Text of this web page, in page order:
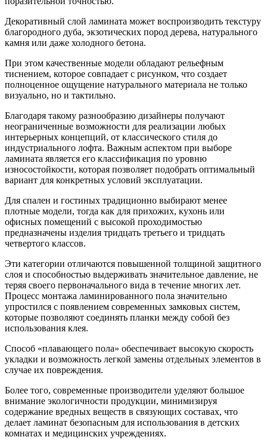
Декоративный слой ламината может воспроизводить текстуру
благородного дуба, экзотических пород дерева, натурального
камня или даже холодного бетона.
При этом качественные модели обладают рельефным
тиснением, которое совпадает с рисунком, что создает
полноценное ощущение натурального материала не только
визуально, но и тактильно.
Благодаря такому разнообразию дизайнеры получают
неограниченные возможности для реализации любых
интерьерных концепций, от классического стиля до
индустриального лофта. Важным аспектом при выборе
ламината является его классификация по уровню
износостойкости, которая позволяет подобрать оптимальный
вариант для конкретных условий эксплуатации.
Для спален и гостиных традиционно выбирают менее
плотные модели, тогда как для прихожих, кухонь или
офисных помещений с высокой проходимостью
предназначены изделия тридцать третьего и тридцать
четвертого классов.
Эти категории отличаются повышенной толщиной защитного
слоя и способностью выдерживать значительное давление, не
теряя своего первоначального вида в течение многих лет.
Процесс монтажа ламинированного пола значительно
упростился с появлением современных замковых систем,
которые позволяют соединять планки между собой без
использования клея.
Способ «плавающего пола» обеспечивает высокую скорость
укладки и возможность легкой замены отдельных элементов в
случае их повреждения.
Более того, современные производители уделяют большое
внимание экологичности продукции, минимизируя
содержание вредных веществ в связующих составах, что
делает ламинат безопасным для использования в детских
комнатах и медицинских учреждениях.